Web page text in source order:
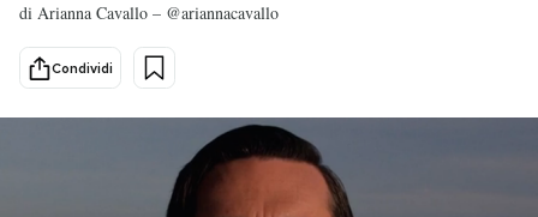
Economia
di Arianna Cavallo – @ariannacavallo
Condividi